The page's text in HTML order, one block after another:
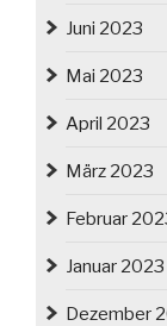
Juni 2023
Mai 2023
April 2023
März 2023
Februar
Januar 2023
Dezember